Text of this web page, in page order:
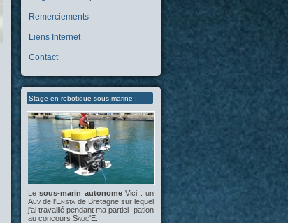
Remerciements
Liens Internet
Contact
Stage en robotique sous-marine :
Lesous-marin autonomeVici : un
Auv de l'Ensta de Bretagne sur lequel
j'ai travaillé pendant ma partici- pation
au concours Sauc'E